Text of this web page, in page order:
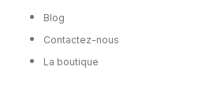
Blog
Contactez-nous
La boutique